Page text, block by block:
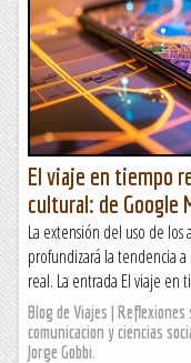
El viaje en tiempo
cultural: de Google
La extensión del uso de los
profundizará la tendencia
real. La entrada El viaje
Blog de Viajes |
comunicacion y ciencias
Jorge Gobbi.